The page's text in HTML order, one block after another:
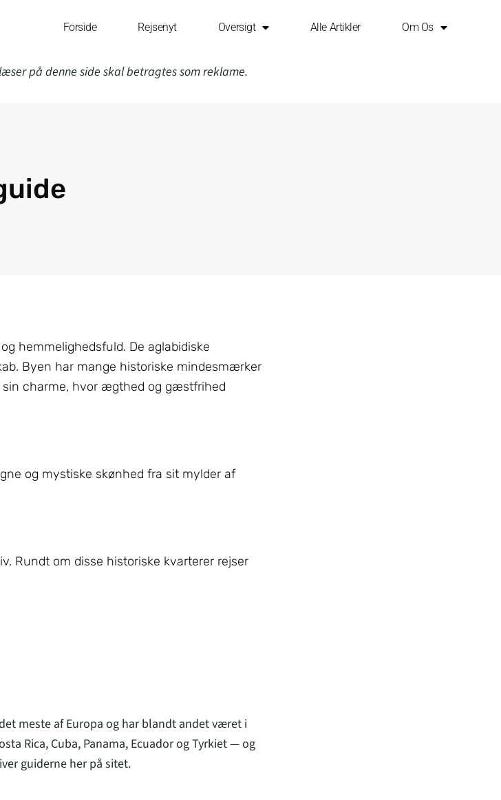
Forside Rejsenyt Oversigt Alle Artikler Om Os
på denne side skal betragtes som reklame.
hemmelighedsfuld. De aglabidiske
Byen har mange historiske mindesmærker
sin charme, hvor ægthed og gæstfrihed
og mystiske skønhed fra sit mylder af
Rundt om disse historiske kvarterer rejser
meste af Europa og har blandt andet været i
Rica, Cuba, Panama, Ecuador og Tyrkiet — og
guiderne her på sitet.